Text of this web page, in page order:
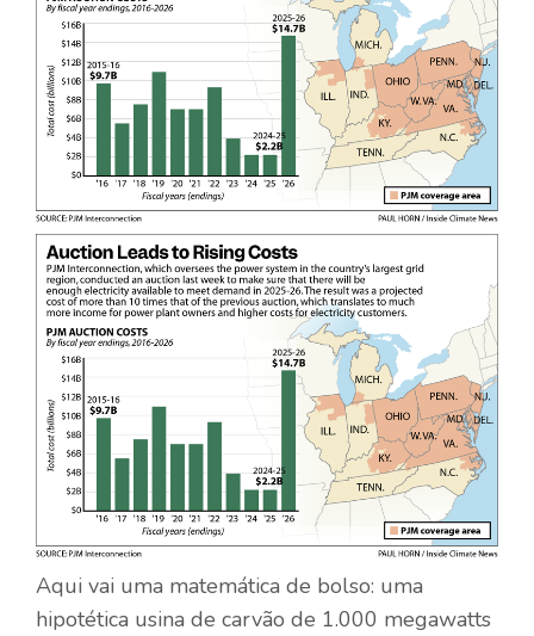
Aqui vai uma matemática de bolso: uma
hipotética usina de carvão de 1.000 megawatts